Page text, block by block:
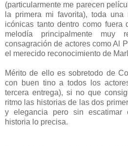
(particularmente me parecen
la primera mi favorita), toda una
icónicas tanto dentro como fuera
melodía principalmente muy
consagración de actores como Al
el merecido reconocimiento de
Mérito de ello es sobretodo de
con buen tino a todos los
tercera entrega), si no que
ritmo las historias de las dos
y elegancia pero sin escatimar
historia lo precisa.